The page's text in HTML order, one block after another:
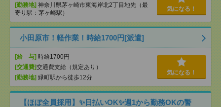
[勤務地] 神奈川県茅ヶ崎市東海岸北2丁目地先（最
寄り駅：茅ヶ崎駅）
気になる！
小田原市！軽作業！時給1700円[派遣]
[給 与] 時給1700円
[交通費]交通費支給（規定あり）
[勤務地] 緑町駅から徒歩12分
気になる！
【ほぼ全員採用】✨日払いOK✨週1から勤務OKの警